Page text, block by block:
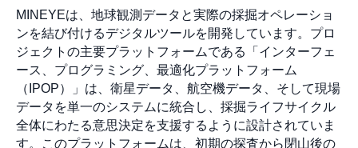
MINEYEは、地球観測データと実際の採掘オペレーショ
ンを結び付けるデジタルツールを開発しています。プロ
ジェクトの主要プラットフォームである「インターフェ
ース、プログラミング、最適化プラットフォーム
（IPOP）」は、衛星データ、航空機データ、そして現場
データを単一のシステムに統合し、採掘ライフサイクル
全体にわたる意思決定を支援するように設計されていま
す。このプラットフォームは、初期の探査から閉山後の